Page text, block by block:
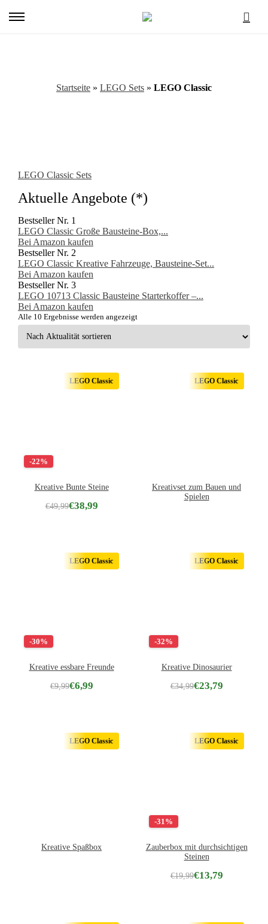
Menu
LEGO Classic
Startseite » LEGO Sets » LEGO Classic
LEGO Classic Sets
Aktuelle Angebote (*)
Bestseller Nr. 1
LEGO Classic Große Bausteine-Box,...
Bei Amazon kaufen
Bestseller Nr. 2
LEGO Classic Kreative Fahrzeuge, Bausteine-Set...
Bei Amazon kaufen
Bestseller Nr. 3
LEGO 10713 Classic Bausteine Starterkoffer –...
Bei Amazon kaufen
Alle 10 Ergebnisse werden angezeigtNach
Aktualität
-22%
LEGO Classic
Kreative Bunte Steine
€49,99€38,99
LEGO Classic
Kreativset zum Bauen und
Spielen
-30%
LEGO Classic
Kreative essbare Freunde
€9,99€6,99
-32%
LEGO Classic
Kreative Dinosaurier
€34,99€23,79
LEGO Classic
Kreative Spaßbox
-31%
LEGO Classic
Zauberbox mit durchsichtigen
Steinen
€19,99€13,79